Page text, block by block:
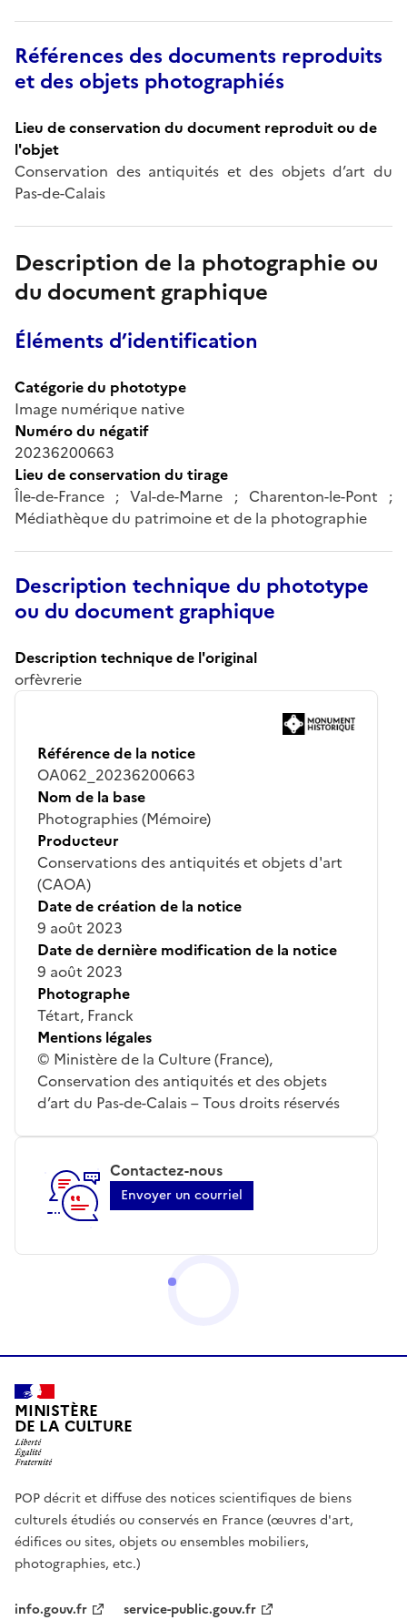
Références des documents reproduits
et des objets photographiés
Lieu de conservation du document reproduit ou de
l'objet
Conservation des antiquités et des objets d’art du
Pas-de-Calais
Description de la photographie ou
du document graphique
Éléments d’identification
Catégorie du phototype
Image numérique native
Numéro du négatif
20236200663
Lieu de conservation du tirage
Île-de-France ; Val-de-Marne ; Charenton-le-Pont ;
Médiathèque du patrimoine et de la photographie
Description technique du phototype
ou du document graphique
Description technique de l'original
orfèvrerie
Référence de la notice
OA062_20236200663
Nom de la base
Photographies (Mémoire)
Producteur
Conservations des antiquités et objets d'art
(CAOA)
Date de création de la notice
9 août 2023
Date de dernière modification de la notice
9 août 2023
Photographe
Tétart, Franck
Mentions légales
© Ministère de la Culture (France),
Conservation des antiquités et des objets
d’art du Pas-de-Calais – Tous droits réservés
Contactez-nous
Envoyer un courriel
MINISTÈRE
DE LA CULTURE
POP décrit et diffuse des notices scientifiques de biens
culturels étudiés ou conservés en France (œuvres d'art,
édifices ou sites, objets ou ensembles mobiliers,
photographies, etc.)
info.gouv.fr service-public.gouv.fr